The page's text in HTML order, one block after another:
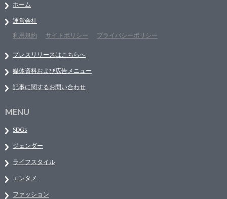
ホーム
運営会社
利用規約
サイトポリシー プライバシーポリシー
プレスリリースはこちらへ
媒体資料および広告メニュー
記事に関するお問い合わせ
MENU
SDGs
ジェンダー
ライフスタイル
エンタメ
ファッション